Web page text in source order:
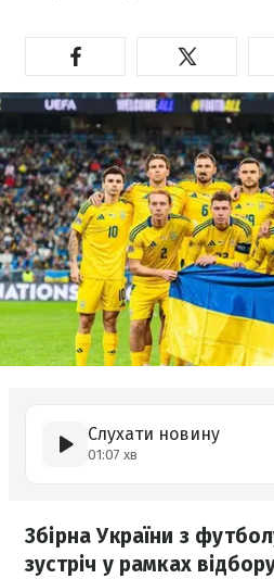
Слухати новину
01:07 хв
Збірна України з
зустріч у рамках